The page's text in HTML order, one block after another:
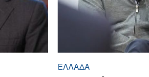
ΕΛΛΆΔΑ